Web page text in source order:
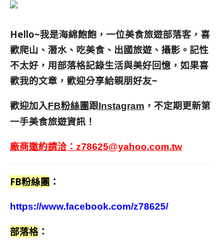
Hello~我是海綿飽飽，一位美食旅遊部落客， 喜
歡爬山、潛水、吃美食、出國旅遊、攝影。 記性
不太好，用部落格記錄生活與美好回憶， 如果喜
歡我的文章，歡迎分享給親朋好友~
歡迎加入FB粉絲團跟Instagram ，不定期更新第
一手美食旅遊資訊！
廠商邀約請洽： z78625@yahoo.com.tw
FB粉絲團 ：
https://www.facebook.com/z78625/
部落格 ：